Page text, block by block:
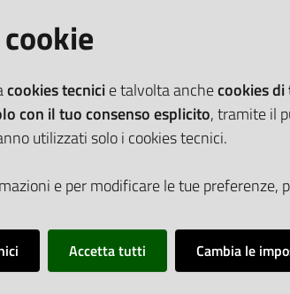
cookies tecnicie talvolta anchecookies
con il tuo consenso esplicito, tramite il
utilizzati solo i cookies tecnici.
e per modificare le tue preferenze,
Accetta tutti Cambia le